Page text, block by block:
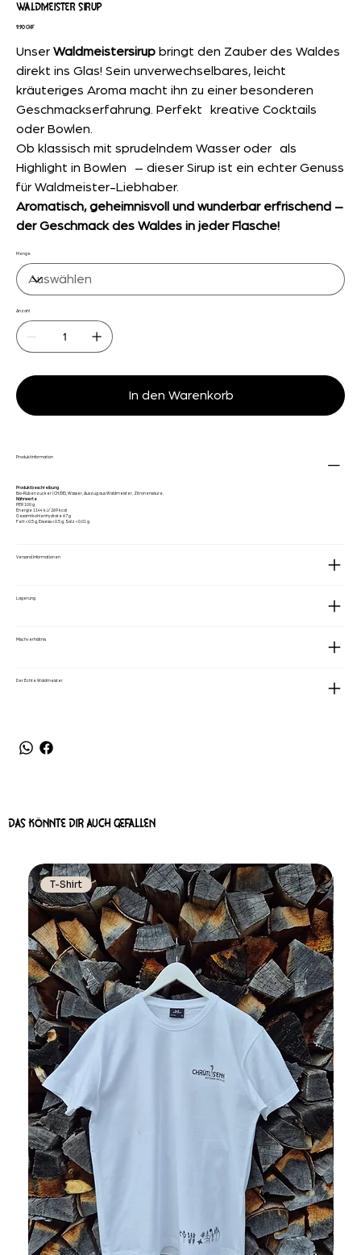
WALDMEISTER SIRUP
Preis
9,90 CHF
Unser Waldmeistersirup bringt den Zauber des Waldes
direkt ins Glas! Sein unverwechselbares, leicht
kräuteriges Aroma macht ihn zu einer besonderen
Geschmackserfahrung. Perfekt kreative Cocktails
oder Bowlen.
Ob klassisch mit sprudelndem Wasser oder als
Highlight in Bowlen – dieser Sirup ist ein echter Genuss
für Waldmeister-Liebhaber.
Aromatisch, geheimnisvoll und wunderbar erfrischend –
der Geschmack des Waldes in jeder Flasche!
Menge
Anzahl
In den Warenkorb
Produktinformation
Produktbeschreibung
Bio-Rübenzucker (CH/DE), Wasser, Auszug aus Waldmeister, Zitronensäure.
Nährwerte
PER 100 g
Energie 1144 kJ/ 269 kcal
Gesamtkohlenhydrate 67 g
Fett <0.5 g, Eiweiss <0.5 g, Salz <0.01 g
Versand Informationen
Lagerung
Mischverhältnis
Der Echte Waldmeister
DAS KÖNNTE DIR AUCH GEFALLEN
T-Shirt